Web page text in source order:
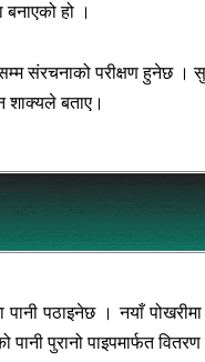
बनाएको हो ।
संरचनाको परीक्षण हुनेछ ।
शाक्यले बताए।
पठाइनेछ । नयाँ
पुरानो पाइपमार्फत